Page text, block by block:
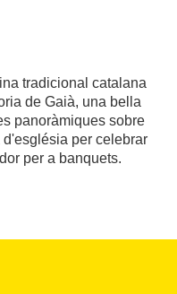
tradicional catalana
de Gaià, una bella
panoràmiques sobre
per celebrar
per a banquets.